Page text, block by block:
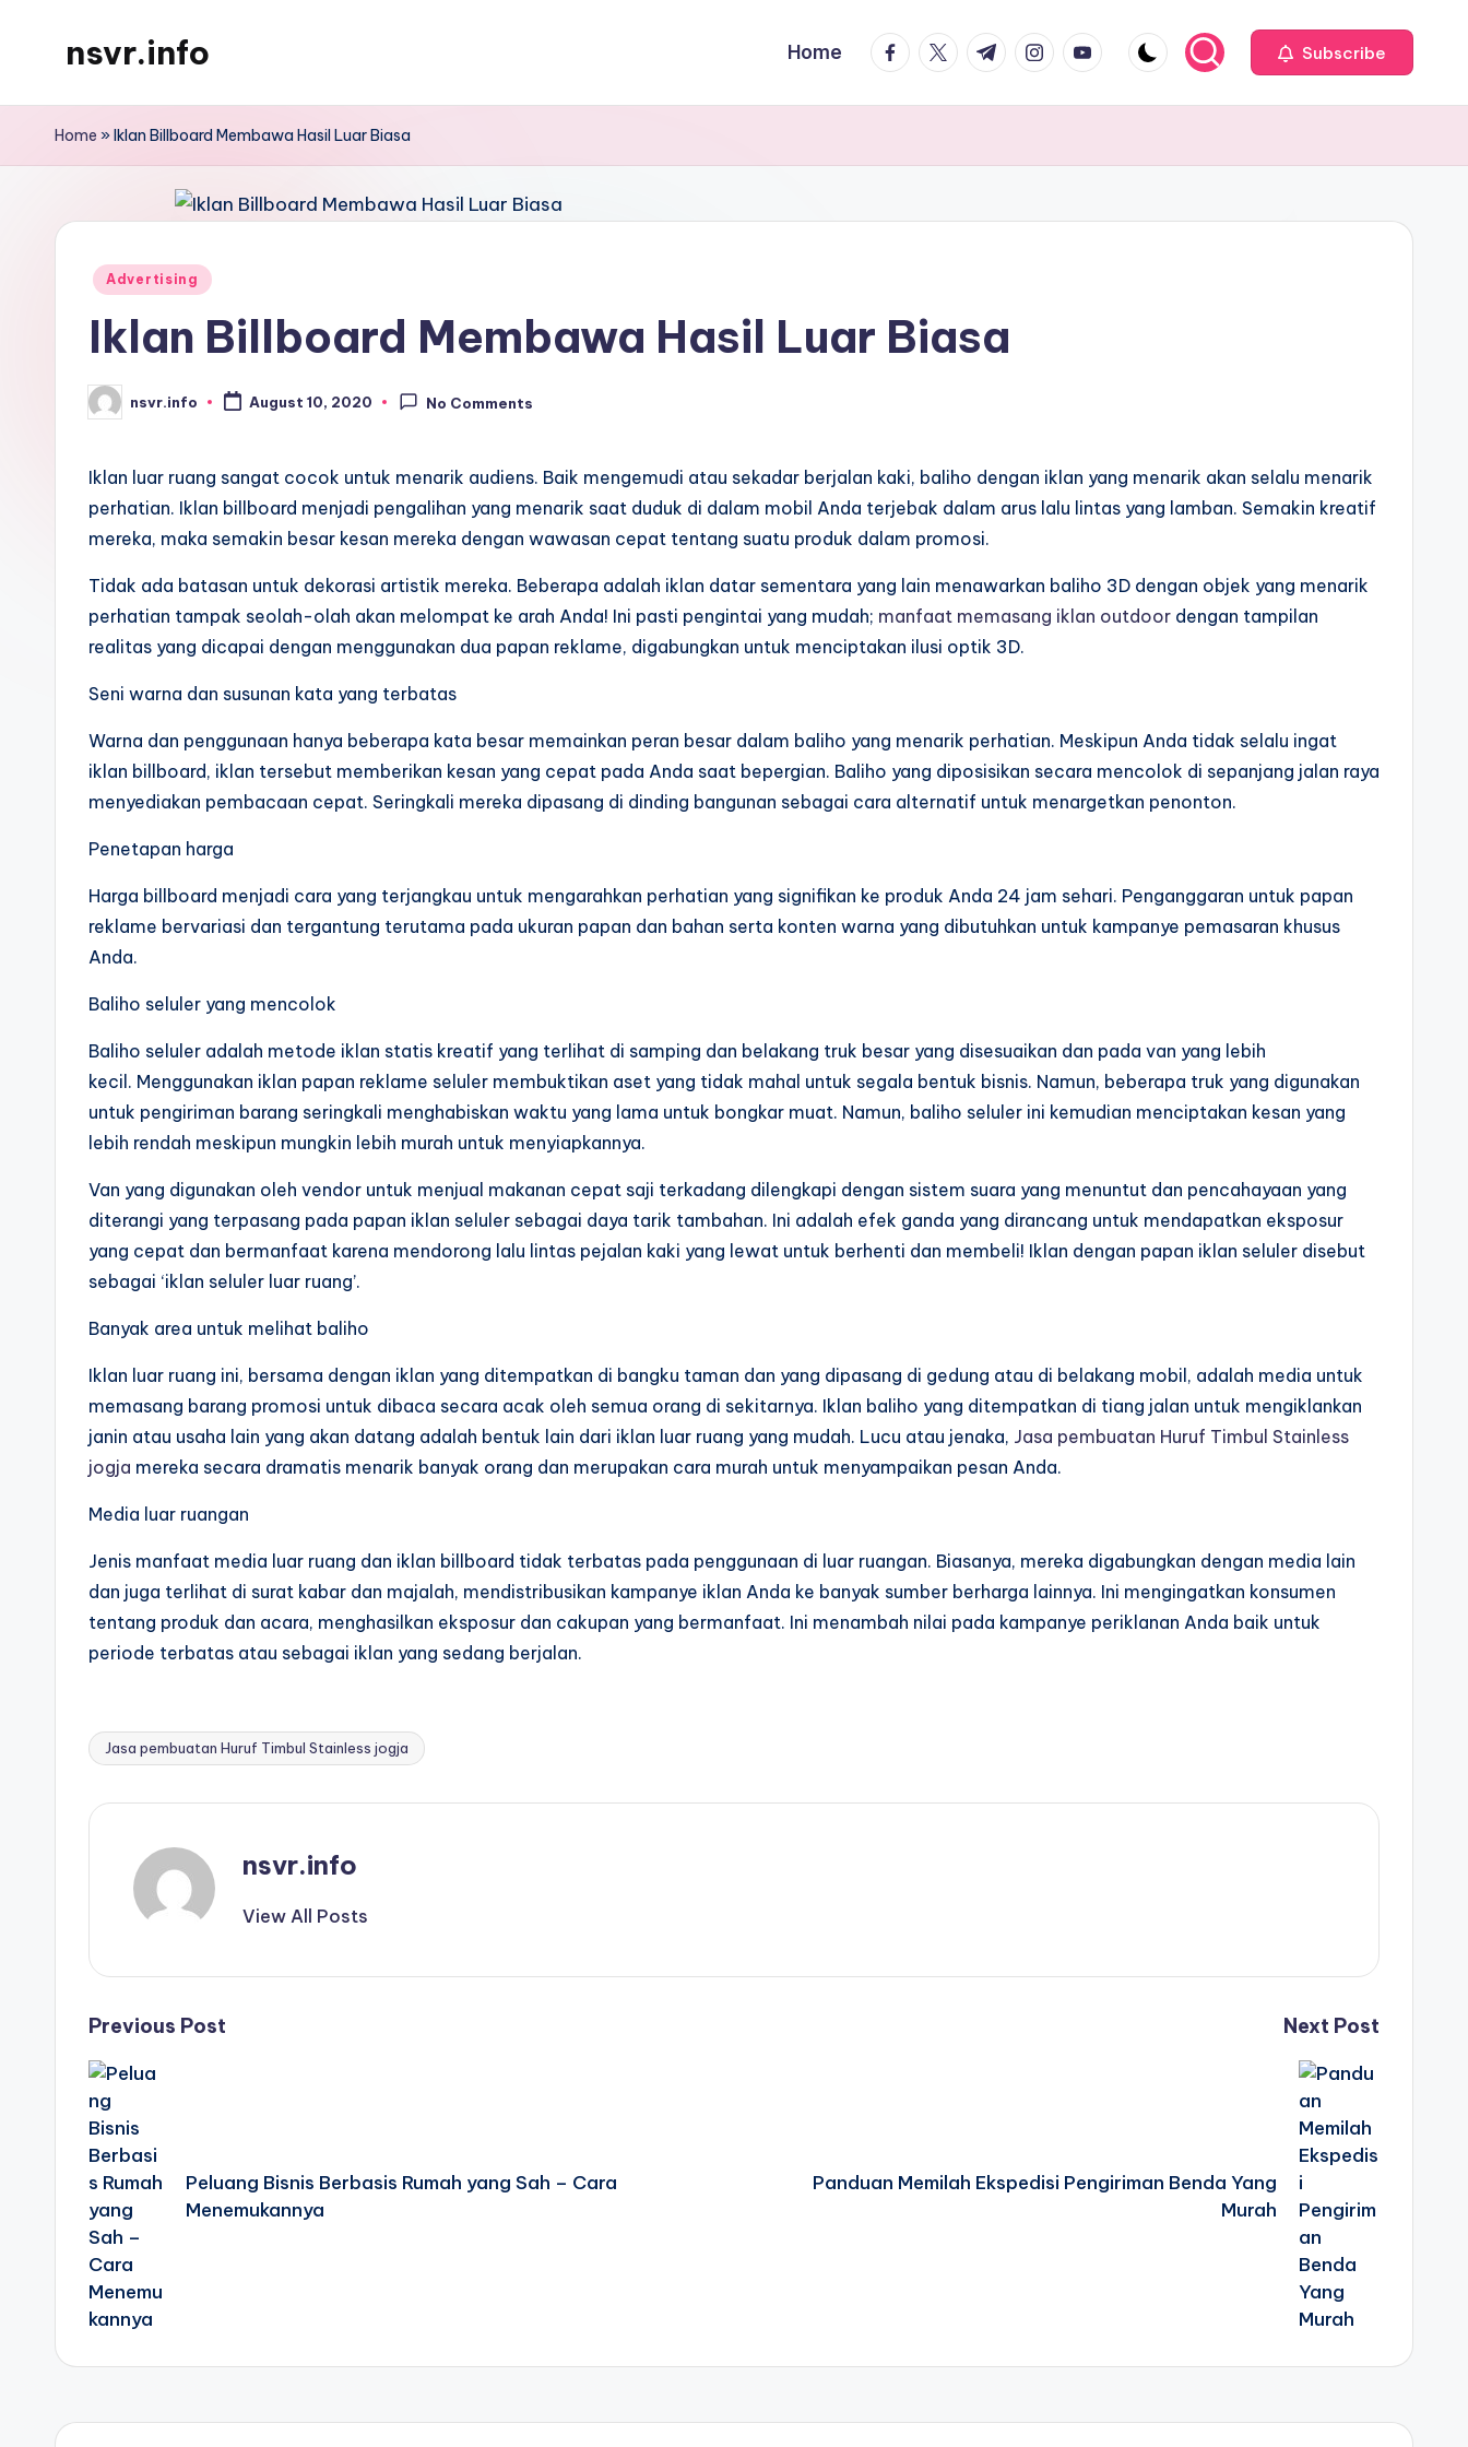
nsvr.info
Informasi
Baik
Home facebook.com
twitter.com
t.me instagram.com
youtube.com Subscribe
Home »Iklan Billboard Membawa Hasil Luar Biasa
Posted
Advertising
Iklan Billboard Membawa Hasil Luar Biasa
Posted
by
nsvr.info August 10, 2020 No Comments
Iklan luar ruang sangat cocok untuk menarik audiens. Baik mengemudi atau sekadar berjalan kaki, baliho dengan iklan yang menarik akan selalu menarik
perhatian. Iklan billboard menjadi pengalihan yang menarik saat duduk di dalam mobil Anda terjebak dalam arus lalu lintas yang lamban. Semakin kreatif
mereka, maka semakin besar kesan mereka dengan wawasan cepat tentang suatu produk dalam promosi.
Tidak ada batasan untuk dekorasi artistik mereka. Beberapa adalah iklan datar sementara yang lain menawarkan baliho 3D dengan objek yang menarik
perhatian tampak seolah-olah akan melompat ke arah Anda! Ini pasti pengintai yang mudah; manfaat memasang iklan outdoor dengan tampilan
realitas yang dicapai dengan menggunakan dua papan reklame, digabungkan untuk menciptakan ilusi optik 3D.
Seni warna dan susunan kata yang terbatas
Warna dan penggunaan hanya beberapa kata besar memainkan peran besar dalam baliho yang menarik perhatian. Meskipun Anda tidak selalu ingat
iklan billboard, iklan tersebut memberikan kesan yang cepat pada Anda saat bepergian. Baliho yang diposisikan secara mencolok di sepanjang jalan raya
menyediakan pembacaan cepat. Seringkali mereka dipasang di dinding bangunan sebagai cara alternatif untuk menargetkan penonton.
Penetapan harga
Harga billboard menjadi cara yang terjangkau untuk mengarahkan perhatian yang signifikan ke produk Anda 24 jam sehari. Penganggaran untuk papan
reklame bervariasi dan tergantung terutama pada ukuran papan dan bahan serta konten warna yang dibutuhkan untuk kampanye pemasaran khusus
Anda.
Baliho seluler yang mencolok
Baliho seluler adalah metode iklan statis kreatif yang terlihat di samping dan belakang truk besar yang disesuaikan dan pada van yang lebih
kecil. Menggunakan iklan papan reklame seluler membuktikan aset yang tidak mahal untuk segala bentuk bisnis. Namun, beberapa truk yang digunakan
untuk pengiriman barang seringkali menghabiskan waktu yang lama untuk bongkar muat. Namun, baliho seluler ini kemudian menciptakan kesan yang
lebih rendah meskipun mungkin lebih murah untuk menyiapkannya.
Van yang digunakan oleh vendor untuk menjual makanan cepat saji terkadang dilengkapi dengan sistem suara yang menuntut dan pencahayaan yang
diterangi yang terpasang pada papan iklan seluler sebagai daya tarik tambahan. Ini adalah efek ganda yang dirancang untuk mendapatkan eksposur
yang cepat dan bermanfaat karena mendorong lalu lintas pejalan kaki yang lewat untuk berhenti dan membeli! Iklan dengan papan iklan seluler disebut
sebagai ‘iklan seluler luar ruang’.
Banyak area untuk melihat baliho
Iklan luar ruang ini, bersama dengan iklan yang ditempatkan di bangku taman dan yang dipasang di gedung atau di belakang mobil, adalah media untuk
memasang barang promosi untuk dibaca secara acak oleh semua orang di sekitarnya. Iklan baliho yang ditempatkan di tiang jalan untuk mengiklankan
janin atau usaha lain yang akan datang adalah bentuk lain dari iklan luar ruang yang mudah. Lucu atau jenaka, Jasa pembuatan Huruf Timbul Stainless
jogja mereka secara dramatis menarik banyak orang dan merupakan cara murah untuk menyampaikan pesan Anda.
Media luar ruangan
Jenis manfaat media luar ruang dan iklan billboard tidak terbatas pada penggunaan di luar ruangan. Biasanya, mereka digabungkan dengan media lain
dan juga terlihat di surat kabar dan majalah, mendistribusikan kampanye iklan Anda ke banyak sumber berharga lainnya. Ini mengingatkan konsumen
tentang produk dan acara, menghasilkan eksposur dan cakupan yang bermanfaat. Ini menambah nilai pada kampanye periklanan Anda baik untuk
periode terbatas atau sebagai iklan yang sedang berjalan.
Tags:
Jasa pembuatan Huruf Timbul Stainless jogja
nsvr.info
View All Posts
Post
navigation
Previous Post
Peluang Bisnis Berbasis Rumah yang Sah – Cara
Menemukannya
Next Post
Panduan Memilah Ekspedisi Pengiriman Benda Yang
Murah